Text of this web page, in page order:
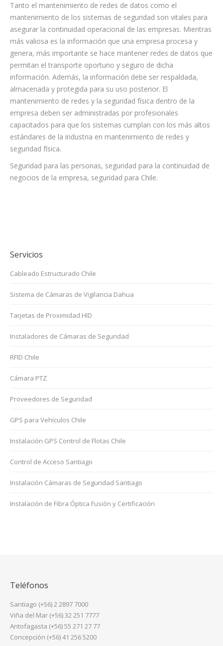
Tanto el mantenimiento de redes de datos como el
mantenimiento de los sistemas de seguridad son vitales para
asegurar la continuidad operacional de las empresas. Mientras
más valiosa es la información que una empresa procesa y
genera, más importante se hace mantener redes de datos que
permitan el transporte oportuno y seguro de dicha
información. Además, la información debe ser respaldada,
almacenada y protegida para su uso posterior. El
mantenimiento de redes y la seguridad física dentro de la
empresa deben ser administradas por profesionales
capacitados para que los sistemas cumplan con los más altos
estándares de la industria en mantenimiento de redes y
seguridad física.
Seguridad para las personas, seguridad para la continuidad de
negocios de la empresa, seguridad para Chile.
Servicios
Cableado Estructurado Chile
Sistema de Cámaras de Vigilancia Dahua
Tarjetas de Proximidad HID
Instaladores de Cámaras de Seguridad
RFID Chile
Cámara PTZ
Proveedores de Seguridad
GPS para Vehículos Chile
Instalación GPS Control de Flotas Chile
Control de Acceso Santiago
Instalación Cámaras de Seguridad Santiago
Instalación de Fibra Óptica Fusión y Certificación
Teléfonos
Santiago (+56) 2 2897 7000
Viña del Mar (+56) 32 251 7777
Antofagasta (+56) 55 271 27 77
Concepción (+56) 41 256 5200